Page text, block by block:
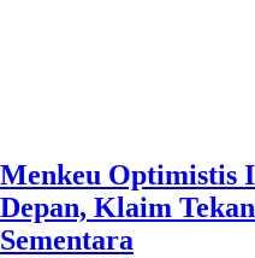
Menkeu Optimistis
Depan, Klaim
Sementara